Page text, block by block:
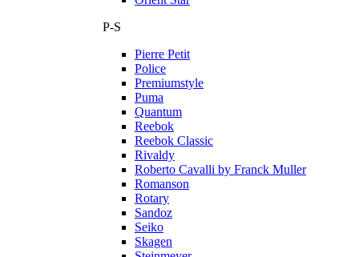
P-S
Pierre Petit
Police
Premiumstyle
Puma
Quantum
Reebok
Reebok Classic
Rivaldy
Roberto Cavalli by Franck Muller
Romanson
Rotary
Sandoz
Seiko
Skagen